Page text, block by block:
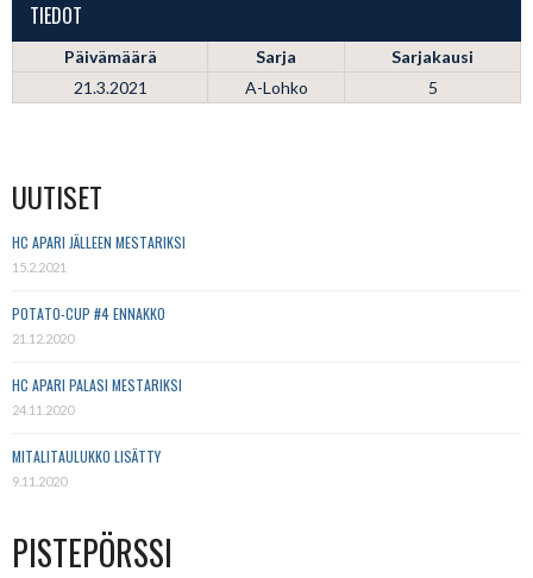
TIEDOT
Päivämäärä Sarja
Sarjakausi
21.3.2021
A-Lohko 5
UUTISET
HC APARI JÄLLEEN MESTARIKSI
15.2.2021
POTATO-CUP #4 ENNAKKO
21.12.2020
HC APARI PALASI MESTARIKSI
24.11.2020
MITALITAULUKKO LISÄTTY
9.11.2020
PISTEPÖRSSI